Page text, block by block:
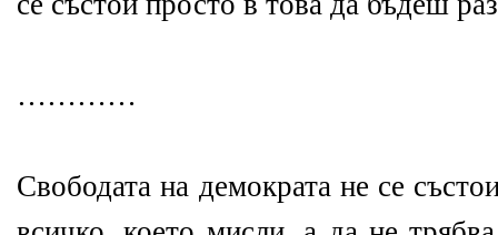
…………
Свободата на демократа не се